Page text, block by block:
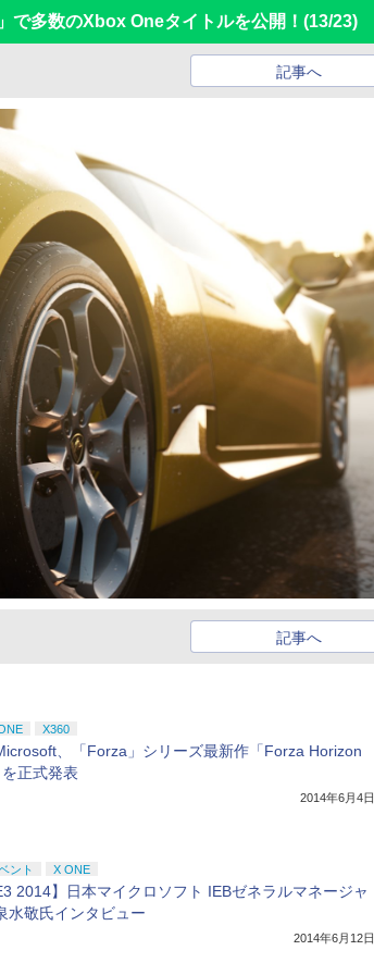
で多数のXbox Oneタイトルを公開！ (13/23)
記事へ
記事へ
X360
、「Forza」シリーズ最新作「Forza Horizon
正式発表
2014年6月4日
ント X ONE
2014】日本マイクロソフト IEBゼネラルマネージャ
水敬氏インタビュー
2014年6月12日